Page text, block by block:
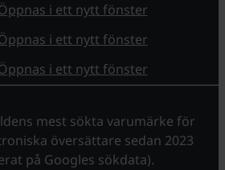
i ett nytt fönster
i ett nytt fönster
i ett nytt fönster
mest sökta varumärke för
översättare sedan 2023
på Googles sökdata).